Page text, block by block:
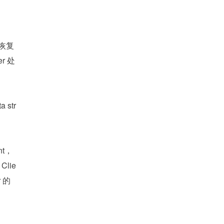
复
处
str
Clie
的